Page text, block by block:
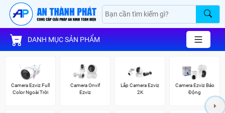
DANH MỤC SẢN PHẨM
Camera Ezviz Full
Color Ngoài Trời
Camera Onvif
Ezviz
Lắp Camera Ezviz
2K
Camera Ezviz Báo
Động